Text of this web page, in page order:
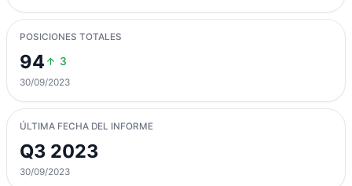
POSICIONES TOTALES
94 3
30/09/2023
ÚLTIMA FECHA DEL INFORME
Q3 2023
30/09/2023